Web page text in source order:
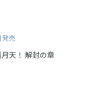
売
天！ 解封の章